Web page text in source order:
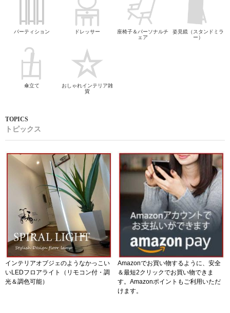
パーティション ドレッサー
座椅子＆パーソナルチ
ェア
姿見鏡（スタンドミラ
ー）
傘立て
おしゃれインテリア雑
貨
トピックス
インテリアオブジェのようなかっこい
いLEDフロアライト（リモコン付・調
光＆調色可能）
Amazonでお買い物するように、安全
＆最短2クリックでお買い物できま
す。Amazonポイントもご利用いただ
けます。